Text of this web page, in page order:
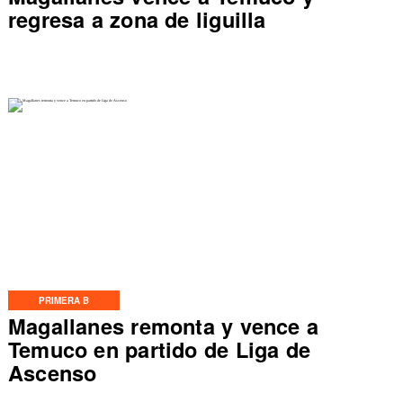
regresa a zona de liguilla
PRIMERA B
Magallanes remonta y vence a
Temuco en partido de Liga de
Ascenso